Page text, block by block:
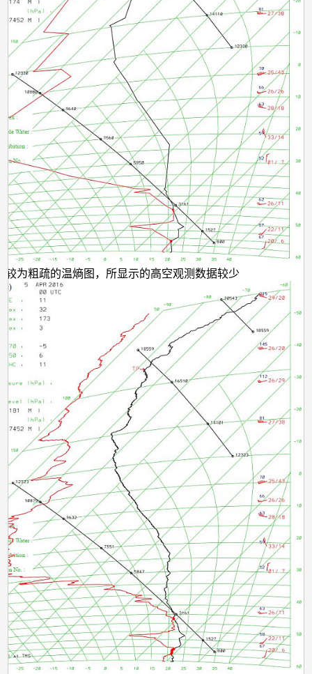
为粗疏的温熵图，所显示的高空观测数据较少